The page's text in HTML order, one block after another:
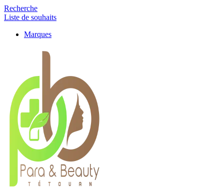
Recherche
Liste de souhaits
Marques